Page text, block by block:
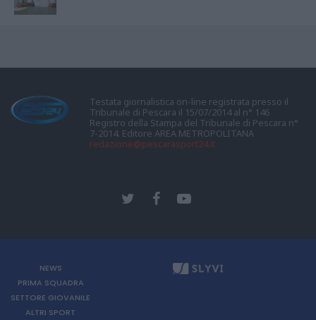
Testata giornalistica on-line registrata presso il
Tribunale di Pescara il 15/07/2014 al n° 146
Registro della Stampa del Tribunale di Pescara n°
7-2014. Editore AREA METROPOLITANA
redazione@pescarasport24.it
NEWS
PRIMA SQUADRA
SETTORE GIOVANILE
ALTRI SPORT